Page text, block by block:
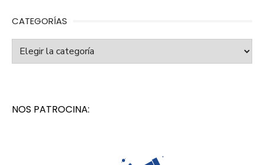
CATEGORÍAS
Categorías
NOS PATROCINA: